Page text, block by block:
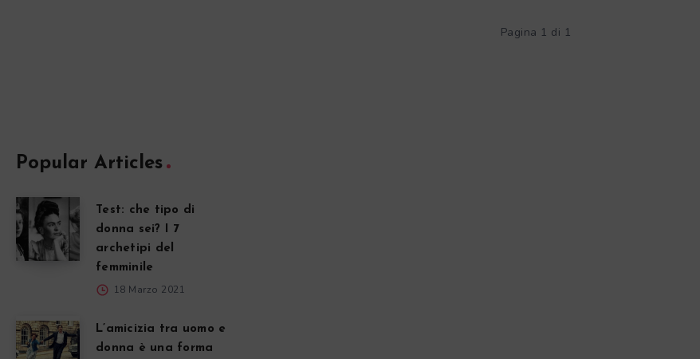
Pagina 1 di 1
Popular Articles
Test: che tipo di
donna sei? I 7
archetipi del
femminile
18 Marzo 2021
L’amicizia tra uomo e
donna è una forma